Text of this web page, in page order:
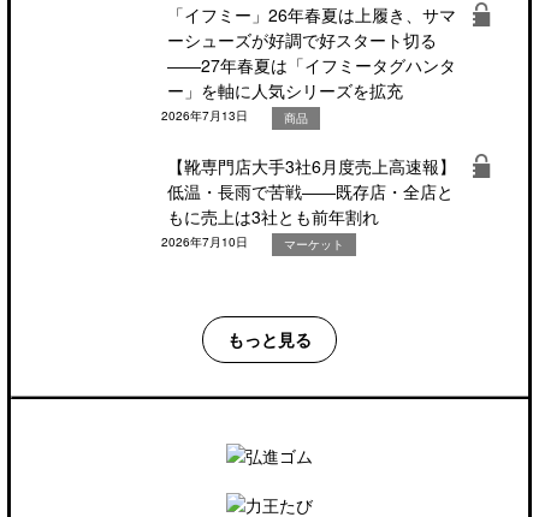
「イフミー」26年春夏は上履き、サマ
ーシューズが好調で好スタート切る
――27年春夏は「イフミータグハンタ
ー」を軸に人気シリーズを拡充
2026年7月13日 商品
【靴専門店大手3社6月度売上高速報】
低温・長雨で苦戦――既存店・全店と
もに売上は3社とも前年割れ
2026年7月10日 マーケット
もっと見る